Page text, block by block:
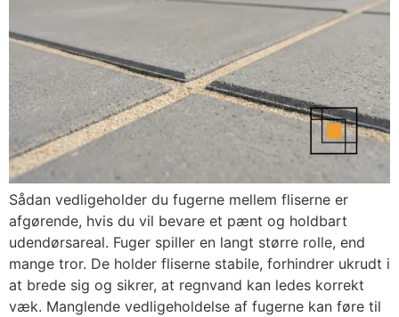
Sådan vedligeholder du fugerne mellem fliserne er
afgørende, hvis du vil bevare et pænt og holdbart
udendørsareal. Fuger spiller en langt større rolle, end
mange tror. De holder fliserne stabile, forhindrer ukrudt i
at brede sig og sikrer, at regnvand kan ledes korrekt
væk. Manglende vedligeholdelse af fugerne kan føre til